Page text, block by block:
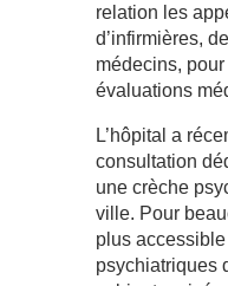
relation les
d’infirmières,
médecins,
évaluations
L’hôpital a
consultation
une crèche
ville. Pour
plus
psychiatriques